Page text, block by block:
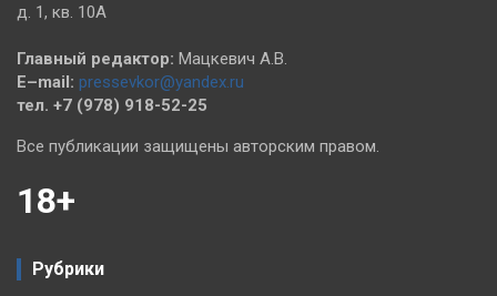
д. 1, кв. 10А
Главный редактор: Мацкевич А.В.
E–mail: pressevkor@yandex.ru
тел. +7 (978) 918-52-25
Все публикации защищены авторским правом.
18+
Рубрики